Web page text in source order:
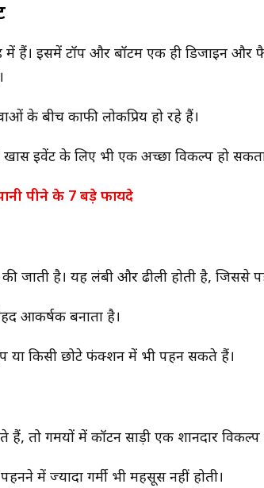
हैं। इसमें टॉप और बॉटम एक ही डिजाइन और
के बीच काफी लोकप्रिय हो रहे हैं।
खास इवेंट के लिए भी एक अच्छा विकल्प हो
पीने के 7 बड़े फायदे
की जाती है। यह लंबी और ढीली होती है,
आकर्षक बनाता है।
या किसी छोटे फंक्शन में भी पहन सकते हैं।
गर्मियों में कॉटन साड़ी एक शानदार विकल्प
में ज्यादा गर्मी भी महसूस नहीं होती।